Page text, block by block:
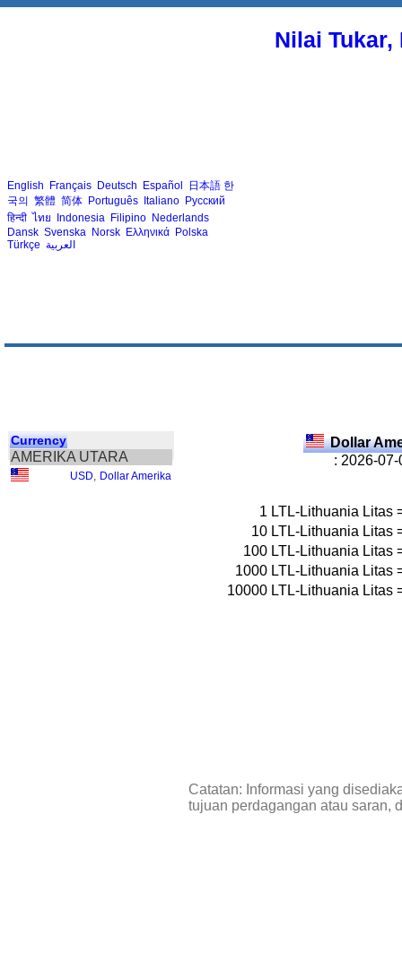
Nilai
English Français Deutsch Español 日本語 한
국의 繁體 简体 Português Italiano Русский
हिन्दी ไทย Indonesia Filipino Nederlands
Dansk Svenska Norsk Ελληνικά Polska
Türkçe العربية
Currency
AMERIKA UTARA
USD Dollar Amerika
Dollar
: 2026-
1 LTL-Lithuania Litas
10 LTL-Lithuania Litas
100 LTL-Lithuania Litas
1000 LTL-Lithuania Litas
10000 LTL-Lithuania Litas
Catatan: Informasi yang
tujuan perdagangan atau saran,